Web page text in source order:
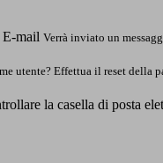
E-mail Verrà inviato un
utente? Effettua il reset della
la casella di posta